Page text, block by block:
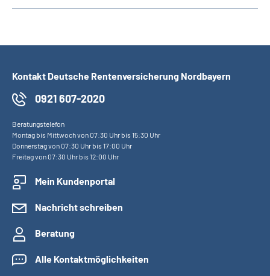
Kontakt Deutsche Rentenversicherung Nordbayern
0921 607-2020
Beratungstelefon
Montag bis Mittwoch von 07:30 Uhr bis 15:30 Uhr
Donnerstag von 07:30 Uhr bis 17:00 Uhr
Freitag von 07:30 Uhr bis 12:00 Uhr
Mein Kundenportal
Nachricht schreiben
Beratung
Alle Kontaktmöglichkeiten